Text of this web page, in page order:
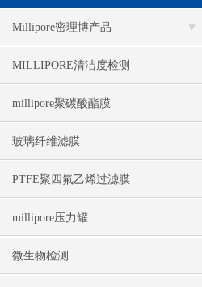
Millipore密理博产品
MILLIPORE清洁度检测
millipore聚碳酸酯膜
玻璃纤维滤膜
PTFE聚四氟乙烯过滤膜
millipore压力罐
微生物检测